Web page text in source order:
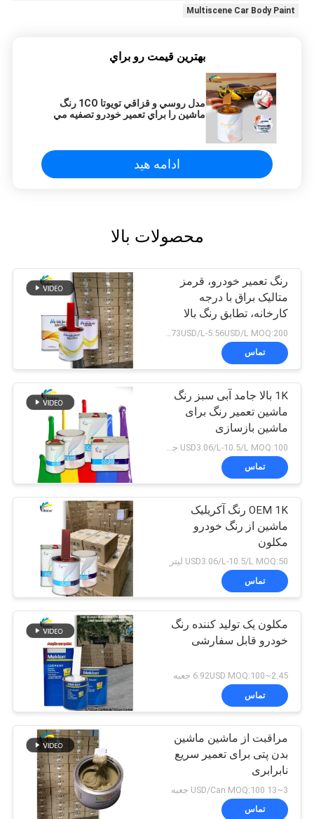
Multiscene Car Body Paint
بهترين قيمت رو براي
مدل روسي و قزاقي تويوتا 1CO رنگ
ماشين را براي تعمير خودرو تصفيه مي
ادامه هید
محصولات بالا
رنگ تعمیر خودرو، قرمز
متالیک براق با درجه
کارخانه، تطابق رنگ بالا
تماس
1K بالا جامد آبی سبز رنگ
ماشین تعمیر رنگ برای
ماشین بازسازی
تماس
OEM 1K رنگ آکریلیک
ماشین از رنگ خودرو
مکلون
USD3.06/L-10.5/L MOQ:50 لیتر
تماس
مکلون یک تولید کننده رنگ
خودرو قابل سفارشی
2.45~6.92USD MOQ:100 جعبه
تماس
مراقبت از ماشین ماشین
بدن پتی برای تعمیر سریع
نابرابری
3~13 USD/Can MOQ:100 جعبه
تماس